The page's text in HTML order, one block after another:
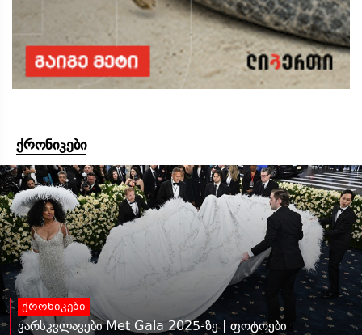
ქრონიკები
ქრონიკები
ვარსკვლავები Met Gala 2025-ზე | ფოტოები